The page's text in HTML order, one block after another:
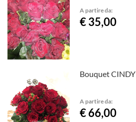
A partire da:
€ 35,00
Bouquet CINDY
A partire da:
€ 66,00